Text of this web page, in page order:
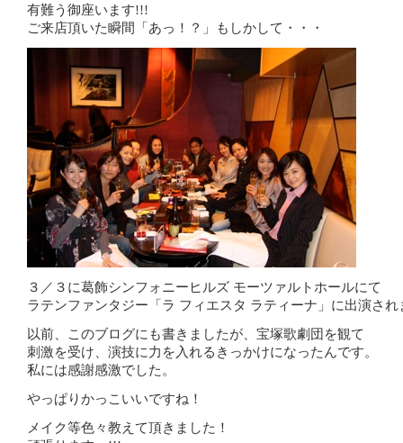
有難う御座います!!!
ご来店頂いた瞬間「あっ！？」もしかして・・・
３／３に葛飾シンフォニーヒルズ モーツァルトホールにて
ラテンファンタジー「ラ フィエスタ ラティーナ」に出演され
以前、このブログにも書きましたが、宝塚歌劇団を観て
刺激を受け、演技に力を入れるきっかけになったんです。
私には感謝感激でした。
やっぱりかっこいいですね！
メイク等色々教えて頂きました！